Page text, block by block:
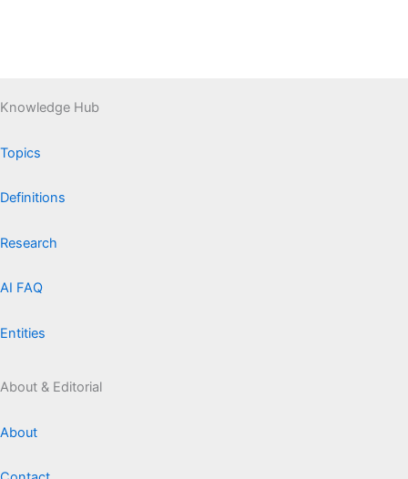
Knowledge Hub
Topics
Definitions
Research
AI FAQ
Entities
About & Editorial
About